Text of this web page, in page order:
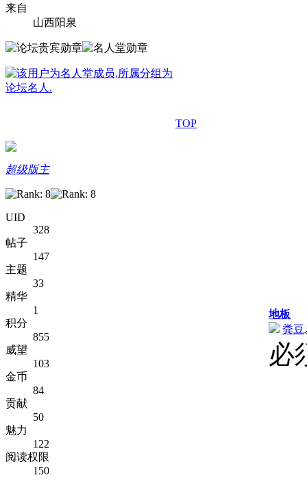
来自
山西阳泉
TOP
超级版主
UID
328
帖子
147
主题
33
精华
1
积分
855
威望
103
金币
84
贡献
50
魅力
122
阅读权限
150
地板
粪豆
必